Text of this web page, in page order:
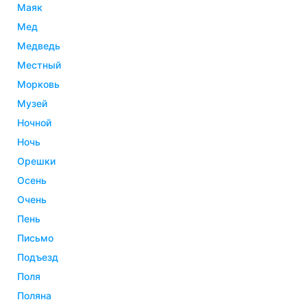
маяк
мед
медведь
местный
морковь
музей
ночной
ночь
орешки
осень
очень
пень
письмо
подъезд
поля
поляна